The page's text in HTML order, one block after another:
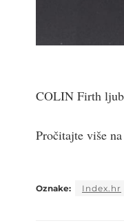
COLIN Firth
Pročitajte više na
Oznake: Index.hr